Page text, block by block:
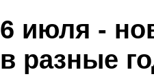
6 июля -
в разные